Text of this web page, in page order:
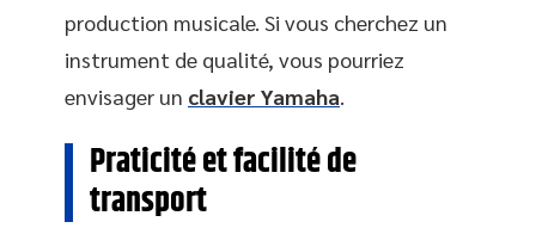
production musicale. Si vous cherchez un
instrument de qualité, vous pourriez
envisager un clavier Yamaha.
Praticité et facilité de
transport